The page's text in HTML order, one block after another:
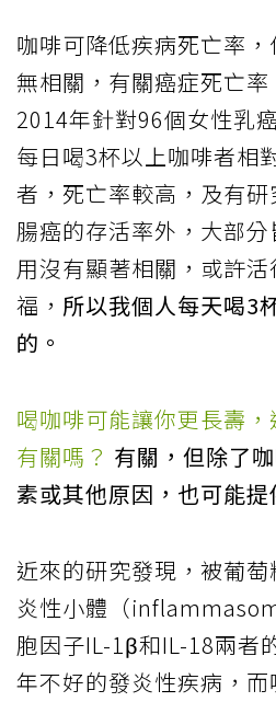
咖啡可降低疾病死亡率
無相關，有關癌症死亡
2014年針對96個女性乳
每日喝3杯以上咖啡者相
者，死亡率較高，及有
腸癌的存活率外，大部
用沒有顯著相關，或許
福， 所以我個人每天喝3
的。
喝咖啡可能讓你更長壽
有關嗎？ 有關，但除了
素或其他原因，也可能提
近來的研究發現，被葡
炎性小體（
胞因子IL-1β和IL-18兩者
年不好的發炎性疾病，